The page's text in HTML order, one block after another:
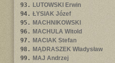
93. LUTOWSKI Erwin
94. ŁYSIAK Józef
95. MACHNIKOWSKI
96. MACHULA Witold
97. MACIAK Stefan
98. MĄDRASZEK Władysław
99. MAJ Andrzej